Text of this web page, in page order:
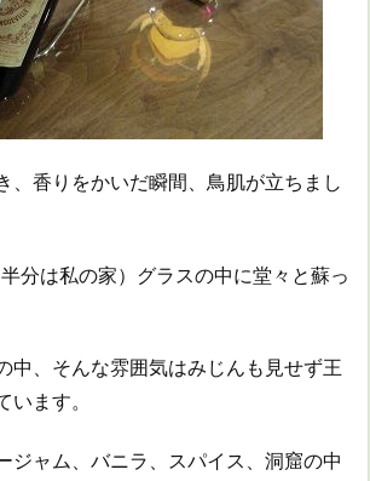
、香りをかいだ瞬間、鳥肌が立ちまし
分は私の家）グラスの中に堂々と蘇っ
中、そんな雰囲気はみじんも見せず王
ます。
ジャム、バニラ、スパイス、洞窟の中